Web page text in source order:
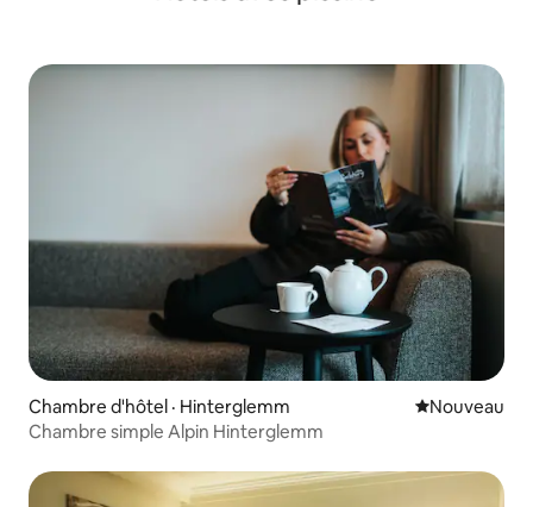
Chambre d'hôtel · Hinterglemm Nouvel
Nouveau
Chambre simple Alpin Hinterglemm